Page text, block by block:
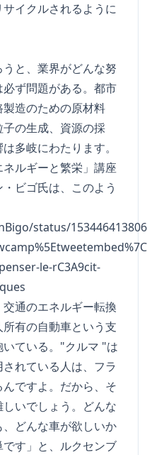
イクルされるように
と、業界がどんな努
ず問題がある。都市
造のための原材料
の生成、資源の採
多岐にわたります。
ルギーと繁栄」講座
ビゴ氏は、このよう
status/
le-rC3A9cit-
通のエネルギー転換
有の自動車という支
ている。"クルマ "は
れている人は、フラ
ですよ。だから、そ
いでしょう。どんな
どんな車が欲しいか
す」と、ルクセンブ